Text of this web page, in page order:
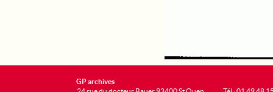
GP archives